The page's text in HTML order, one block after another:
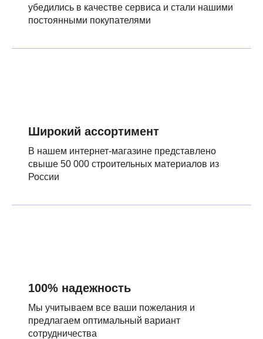
убедились в качестве сервиса и стали нашими
постоянными покупателями
Широкий ассортимент
В нашем интернет-магазине представлено
свыше 50 000 строительных материалов из
России
100% надежность
Мы учитываем все ваши пожелания и
предлагаем оптимальный вариант
сотрудничества